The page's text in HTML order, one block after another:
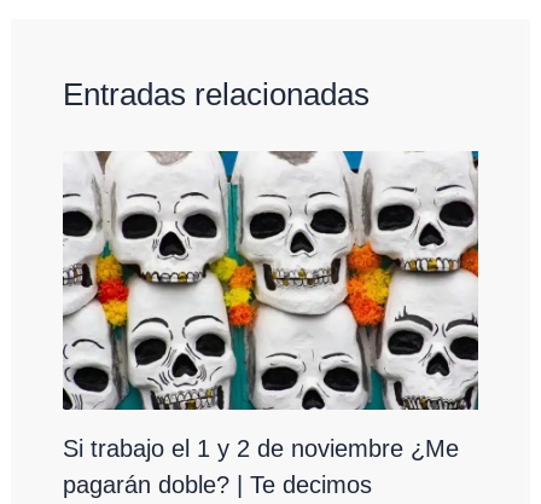
Entradas relacionadas
Si trabajo el 1 y 2 de noviembre ¿Me
pagarán doble? | Te decimos